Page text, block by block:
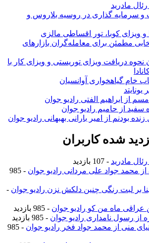
مادرید
سرمایه گذاری در روسیه بلاروس و
و ویزای کوبا، تور اقساطی مالزی
مطمئن برای معامله‌گران بازارهای
دریافت ویزای توریستی و ویزای کار با
خام گیاهخواری آوانسیان
از ابراهیم الفتی رادیو جوان
سفید از حامیم رادیو جوان
زنده بودنم از امیر بارانی بهبهانی رادیو جوان
شده کاربران
مادرید - 107 بازدید
از محمد جواد علی مردانی رادیو جوان
- 985
بر لبت رنگی چنین دلکش نزن رادیو جوان -
عراقی ماه من کو رادیو جوان - 985 بازدید
از رسول نامداری رادیو جوان - 985 بازدید
منی از محمد جواد فخر رادیو جوان
- 985